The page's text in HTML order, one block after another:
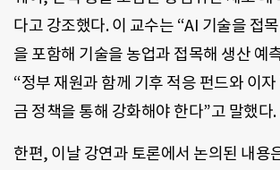
다고 강조했다. 이 교수는 “AI 기술을 접
을 포함해 기술을 농업과 접목해 생산 예
“정부 재원과 함께 기후 적응 펀드와 이
금 정책을 통해 강화해야 한다”고 말했다.
한편, 이날 강연과 토론에서 논의된 내용